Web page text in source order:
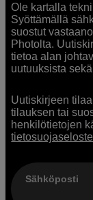
Ole kartalla
Syöttämällä
suostut
Photolta.
tietoa alan
uutuuksista
Uutiskirjeen
tilauksen tai
henkilötietojen
Sähköposti